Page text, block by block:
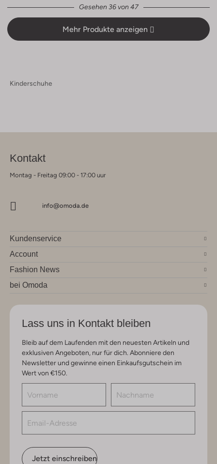
Gesehen 36 von 47
Mehr Produkte anzeigen
Kinderschuhe
Kontakt
Montag - Freitag 09:00 - 17:00 uur
info@omoda.de
Kundenservice
Account
Fashion News
bei Omoda
Lass uns in Kontakt bleiben
Bleib auf dem Laufenden mit den neuesten Artikeln und
exklusiven Angeboten, nur für dich. Abonniere den
Newsletter und gewinne einen Einkaufsgutschein im
Wert von €150.
Jetzt einschreiben